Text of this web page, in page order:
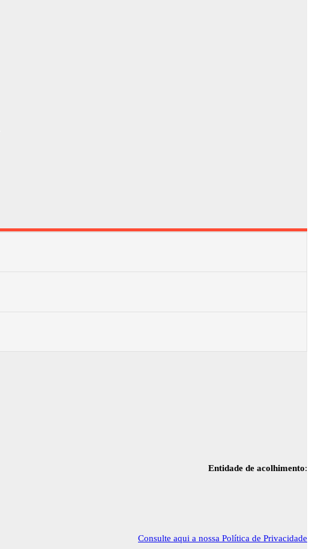
Entidade de acolhimento:
Consulte aqui a nossa Política de Privacidade